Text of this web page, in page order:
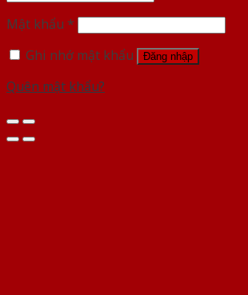
Mật khẩu *
Ghi nhớ mật khẩu
Đăng nhập
Quên mật khẩu?